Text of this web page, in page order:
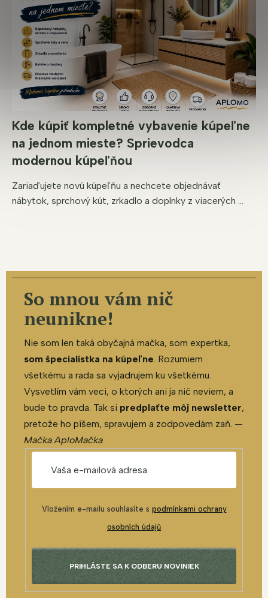
Kde kúpiť kompletné vybavenie kúpeľne
na jednom mieste? Sprievodca
modernou kúpeľňou
Zariaďujete novú kúpeľňu a nechcete objednávať
nábytok, sprchový kút, zrkadlo a doplnky z viacerých ...
So mnou vám nič
neunikne!
Nie som len taká obyčajná mačka, som expertka,
som špecialistka na kúpeľne . Rozumiem
všetkému a rada sa vyjadrujem ku všetkému.
Vysvetlím vám veci, o ktorých ani ja nič neviem, a
bude to pravda. Tak si predplaťte môj newsletter,
pretože ho píšem, spravujem a zodpovedám zaň. —
Mačka AploMačka
Vložením e-mailu souhlasíte s podmínkami ochrany
osobních údajů
PRIHLÁSTE SA K ODBERU NOVINIEK